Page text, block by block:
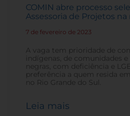
COMIN abre processo
Assessoria de Projetos na
7 de fevereiro de 2023
A vaga tem prioridade de
indígenas, de comunidades
negras, com deficiência e
preferência a quem resida
no Rio Grande do Sul.
Leia mais